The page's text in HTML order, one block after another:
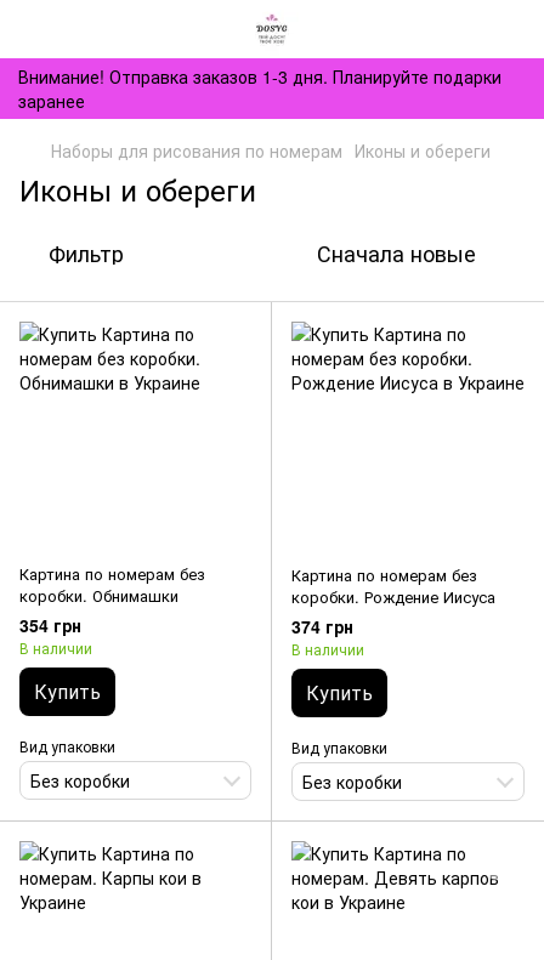
Внимание! Отправка заказов 1-3 дня. Планируйте подарки
заранее
Наборы для рисования по номерам Иконы и обереги
Иконы и обереги
Фильтр Сначала новые
Картина по номерам без
коробки. Обнимашки
354 грн
В наличии
Купить
Вид упаковки
Без коробки
Картина по номерам без
коробки. Рождение Иисуса
374 грн
В наличии
Купить
Вид упаковки
Без коробки